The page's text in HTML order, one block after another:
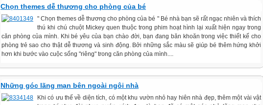
Chọn themes dễ thương cho phòng của bé
" Chọn themes dễ thương cho phòng của bé " Bé nhà bạn sẽ rất ngạc nhiên và thích
thú khi chú chuột Mickey quen thuộc trong phim hoạt hình lại xuất hiện ngay trong
căn phòng của mình. Khi bé yêu của bạn chào đời, bạn đang băn khoăn trong việc thiết kế cho
phòng trẻ sao cho thật dễ thương và sinh động. Bởi những sắc màu sẽ giúp bé thêm hứng khởi
hơn khi bước vào cuộc sống "riêng" trong căn phòng của mình....
Những góc lãng mạn bên ngoài ngôi nhà
Khi có ưu thế về diện tích, có một khu vườn nhỏ hay hiên nhà đẹp, thêm một vài vật